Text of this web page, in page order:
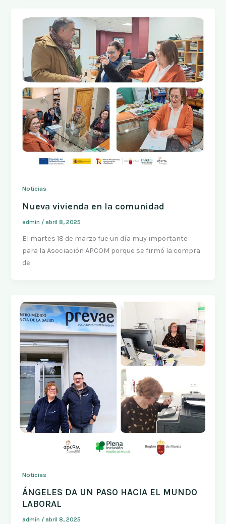
Noticias
Nueva vivienda en la comunidad
admin /abril 8, 2025
El martes 18 de marzo fue un día muy importante
para la Asociación APCOM porque se firmó la compra
de
Noticias
ÁNGELES DA UN PASO HACIA EL MUNDO
LABORAL
admin /abril 8, 2025